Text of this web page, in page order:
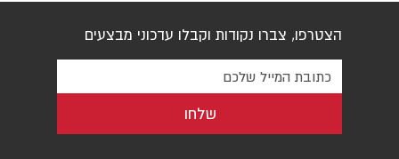
הצטרפו, צברו נקודות וקבלו עדכוני מבצעים
שלחו